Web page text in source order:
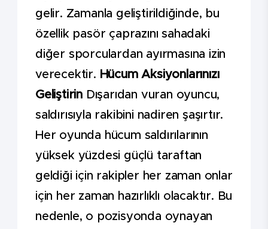
gelir. Zamanla geliştirildiğinde, bu
özellik pasör çaprazını sahadaki
diğer sporculardan ayırmasına izin
verecektir. Hücum Aksiyonlarınızı
Geliştirin Dışarıdan vuran oyuncu,
saldırısıyla rakibini nadiren şaşırtır.
Her oyunda hücum saldırılarının
yüksek yüzdesi güçlü taraftan
geldiği için rakipler her zaman onlar
için her zaman hazırlıklı olacaktır. Bu
nedenle, o pozisyonda oynayan